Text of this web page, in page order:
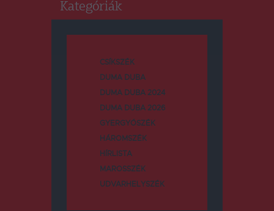
Kategóriák
CSÍKSZÉK
DUMA DUBA
DUMA DUBA 2024
DUMA DUBA 2026
GYERGYÓSZÉK
HÁROMSZÉK
HÍRLISTA
MAROSSZÉK
UDVARHELYSZÉK